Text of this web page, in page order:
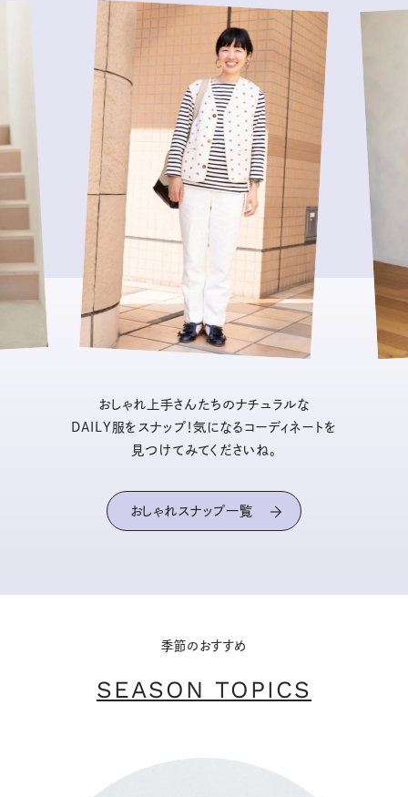
おしゃれ上手さんたちのナチュラルな
DAILY服をスナップ！気になるコーディネートを
見つけてみてくださいね。
おしゃれスナップ一覧
季節のおすすめ
SEASON TOPICS